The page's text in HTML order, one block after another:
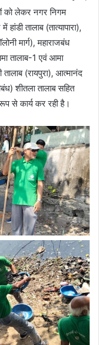
को लेकर नगर निगम
तालाब (तात्यापारा),
मार्ग), महाराजबंध
तालाब-1 एवं आमा
(रायपुरा), आत्मानंद
शीतला तालाब सहित
से कार्य कर रही है।